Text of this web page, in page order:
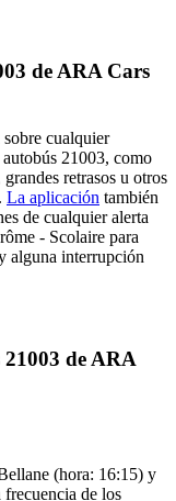
de ARA Cars
cualquier
21003, como
retrasos u otros
La aplicación también
de cualquier alerta
- Scolaire para
alguna interrupción
de ARA
(hora: 16:15) y
de los